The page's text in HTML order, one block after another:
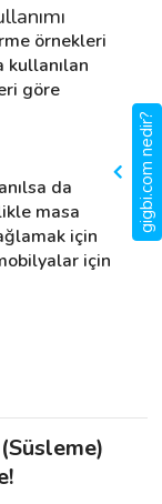
örnekleri
göre
da
masa
için
için
gigbi.com nedir?